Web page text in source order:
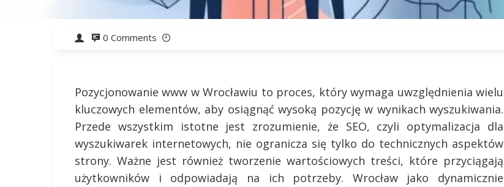
0 Comments
Pozycjonowanie www w Wrocławiu to proces, który wymaga uwzględnienia wielu
kluczowych elementów, aby osiągnąć wysoką pozycję w wynikach wyszukiwania.
Przede wszystkim istotne jest zrozumienie, że SEO, czyli optymalizacja dla
wyszukiwarek internetowych, nie ogranicza się tylko do technicznych aspektów
strony. Ważne jest również tworzenie wartościowych treści, które przyciągają
użytkowników i odpowiadają na ich potrzeby. Wrocław jako dynamicznie